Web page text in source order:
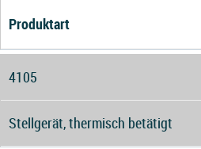
Produktart
4105
Stellgerät, thermisch betätigt